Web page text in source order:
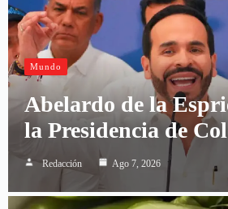
Mundo
Abelardo de la
la Presidencia de
Redacción Ago 7, 2026